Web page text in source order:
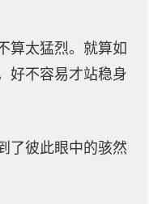
算太猛烈。就算如
好不容易才站稳身
了彼此眼中的骇然